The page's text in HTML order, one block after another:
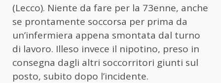
(Lecco). Niente da fare per la 73enne, anche
se prontamente soccorsa per prima da
un’infermiera appena smontata dal turno
di lavoro. Illeso invece il nipotino, preso in
consegna dagli altri soccorritori giunti sul
posto, subito dopo l’incidente.